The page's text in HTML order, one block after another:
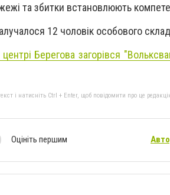
та збитки встановлюють
12 чоловік особового
центрі Берегова загорівся
і натисніть Ctrl + Enter, щоб повідомити про це
Оцініть першим